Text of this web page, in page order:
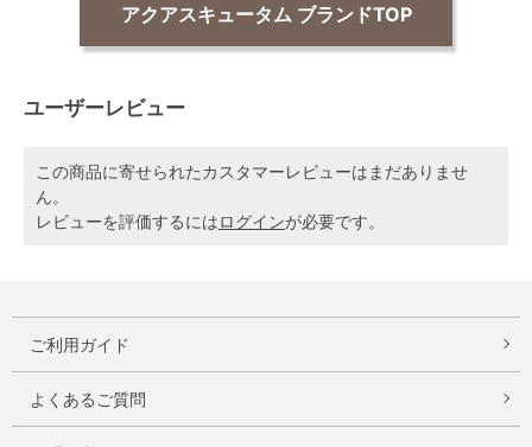
アクアスキュータム ブランドTOP
ユーザーレビュー
この商品に寄せられたカスタマーレビューはまだありませ
ん。
レビューを評価するにはログインが必要です。
ご利用ガイド
よくあるご質問